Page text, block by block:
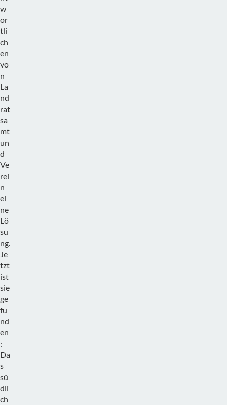
w
or
tli
ch
en
vo
n
La
nd
rat
sa
mt
un
d
Ve
rei
n
ei
ne
Lö
su
ng.
Je
tzt
ist
sie
ge
fu
nd
en
:
Da
s
sü
dli
ch